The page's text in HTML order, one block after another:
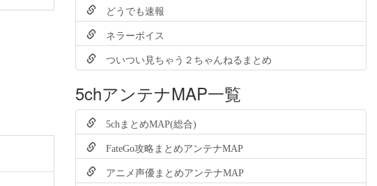
どうでも速報
ネラーボイス
ついつい見ちゃう２ちゃんねるまとめ
5chアンテナMAP一覧
5chまとめMAP(総合)
FateGo攻略まとめアンテナMAP
アニメ声優まとめアンテナMAP